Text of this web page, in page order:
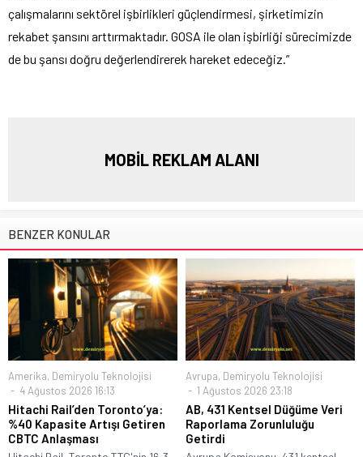
çalışmalarını sektörel işbirlikleri güçlendirmesi, şirketimizin
rekabet şansını arttırmaktadır. GOSA ile olan işbirliği sürecimizde
de bu şansı doğru değerlendirerek hareket edeceğiz.”
MOBİL REKLAM ALANI
BENZER KONULAR
Amerika, Demiryolu Teknolojisi
4 Ağustos 2026 16:13
Hitachi Rail’den Toronto’ya:
%40 Kapasite Artışı Getiren
CBTC Anlaşması
Avrupa, Demiryolu Teknolojisi
1 Ağustos 2026 23:18
AB, 431 Kentsel Düğüme Veri
Raporlama Zorunluluğu
Getirdi